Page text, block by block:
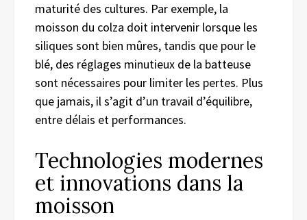
maturité des cultures. Par exemple, la
moisson du colza doit intervenir lorsque les
siliques sont bien mûres, tandis que pour le
blé, des réglages minutieux de la batteuse
sont nécessaires pour limiter les pertes. Plus
que jamais, il s’agit d’un travail d’équilibre,
entre délais et performances.
Technologies modernes
et innovations dans la
moisson